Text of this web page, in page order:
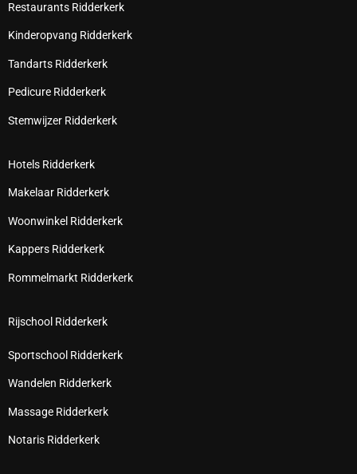
Restaurants Ridderkerk
Kinderopvang Ridderkerk
Tandarts Ridderkerk
Pedicure Ridderkerk
Stemwijzer Ridderkerk
Hotels Ridderkerk
Makelaar Ridderkerk
Woonwinkel Ridderkerk
Kappers Ridderkerk
Rommelmarkt Ridderkerk
Rijschool Ridderkerk
Sportschool Ridderkerk
Wandelen Ridderkerk
Massage Ridderkerk
Notaris Ridderkerk